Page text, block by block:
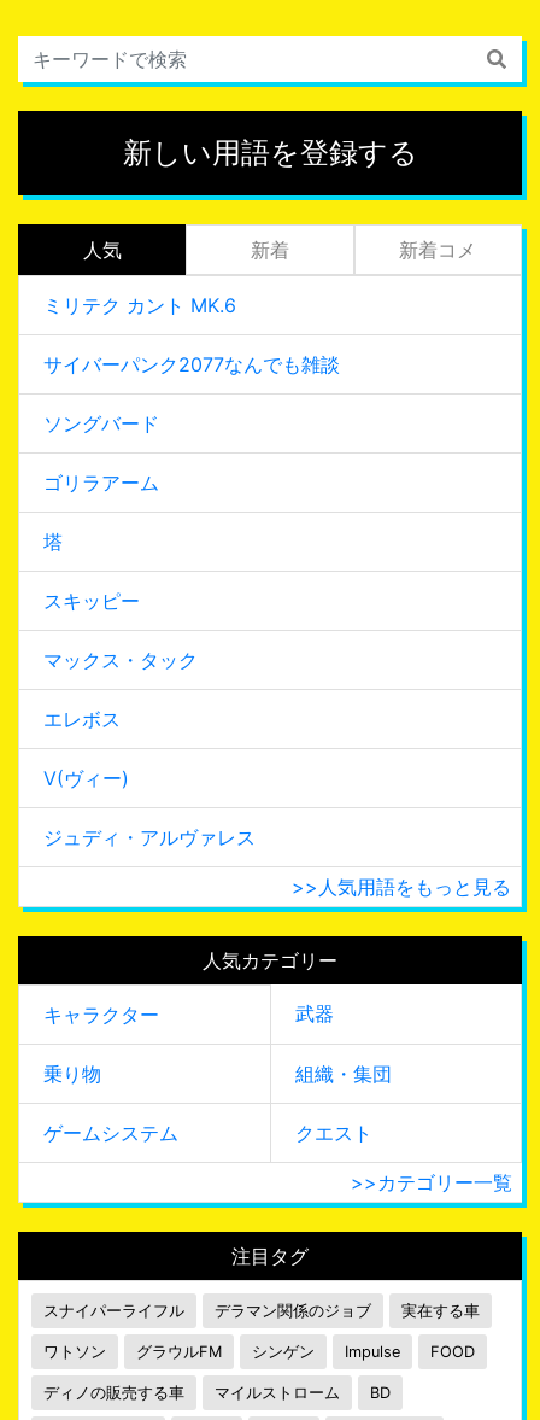
新しい用語を登録する
人気 新着 新着コメ
ミリテク カント MK.6
サイバーパンク2077なんでも雑談
ソングバード
ゴリラアーム
塔
スキッピー
マックス・タック
エレボス
V(ヴィー)
ジュディ・アルヴァレス
>>人気用語をもっと見る
人気カテゴリー
キャラクター 武器
乗り物 組織・集団
ゲームシステム クエスト
>>カテゴリー一覧
注目タグ
スナイパーライフル デラマン関係のジョブ 実在する車
ワトソン グラウルFM シンゲン Impulse FOOD
ディノの販売する車 マイルストローム BD